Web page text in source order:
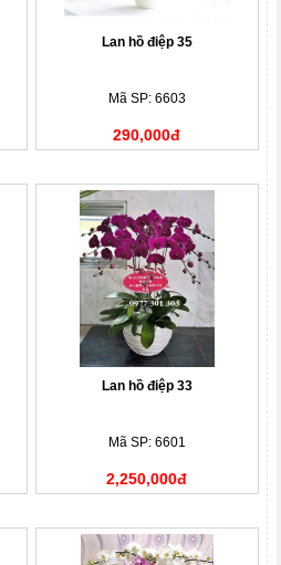
Lan hồ điệp 35
Mã SP: 6603
290,000đ
Lan hồ điệp 33
Mã SP: 6601
2,250,000đ